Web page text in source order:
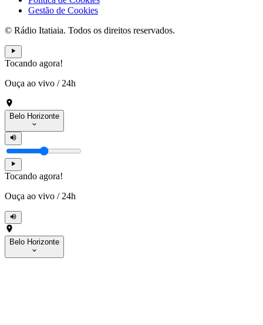
Gestão de Cookies
© Rádio Itatiaia. Todos os direitos reservados.
Tocando agora!
Ouça ao vivo / 24h
Belo Horizonte
Tocando agora!
Ouça ao vivo / 24h
Belo Horizonte